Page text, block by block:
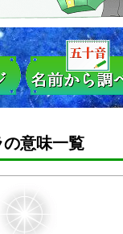
意味一覧